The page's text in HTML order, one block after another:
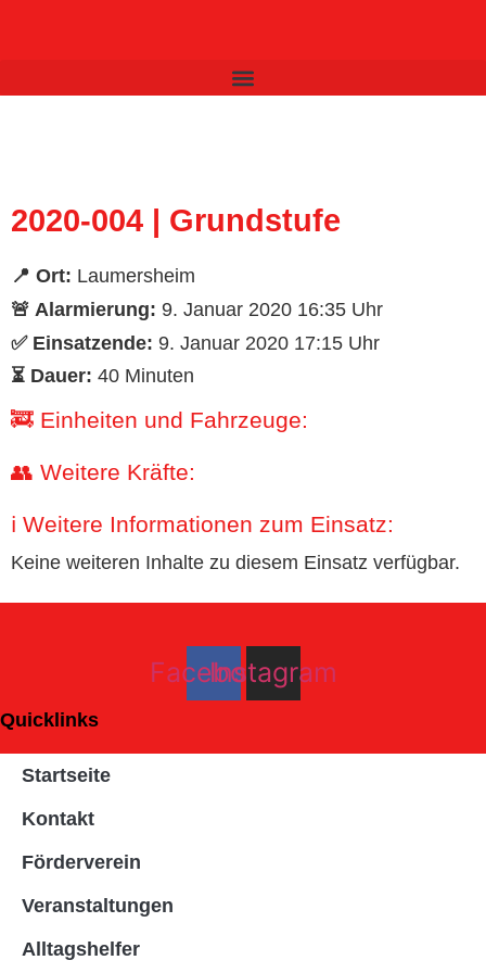
2020-004 | Grundstufe
📍 Ort: Laumersheim
🚨 Alarmierung: 9. Januar 2020 16:35 Uhr
✅ Einsatzende: 9. Januar 2020 17:15 Uhr
⏳ Dauer: 40 Minuten
🚒 Einheiten und Fahrzeuge:
👥 Weitere Kräfte:
ℹ️ Weitere Informationen zum Einsatz:
Keine weiteren Inhalte zu diesem Einsatz verfügbar.
Facebook
Instagram
Quicklinks
Startseite
Kontakt
Förderverein
Veranstaltungen
Alltagshelfer